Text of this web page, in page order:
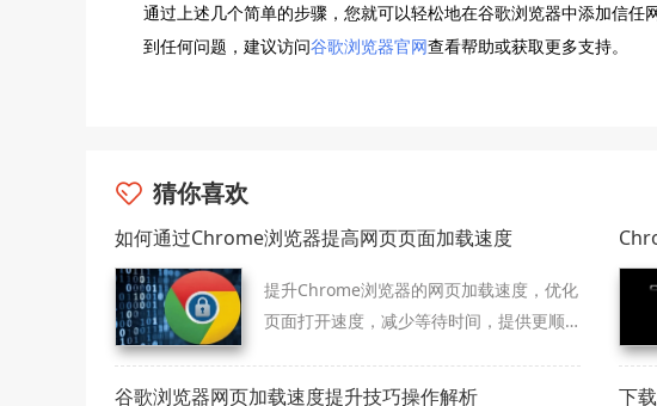
通过上述几个简单的步骤，您就可以轻松地在谷歌浏览器中添加信
到任何问题，建议访问谷歌浏览器官网查看帮助或获取更多支持。
猜你喜欢
如何通过Chrome浏览器提高网页页面加载速度
提升Chrome浏览器的网页加载速度，优化
页面打开速度，减少等待时间，提供更顺
谷歌浏览器网页加载速度提升技巧操作解析 下